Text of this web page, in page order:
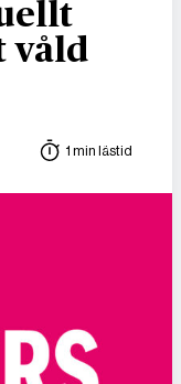
våld
1 min lästid